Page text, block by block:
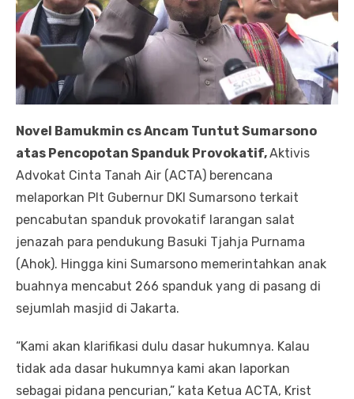
Novel Bamukmin cs Ancam Tuntut Sumarsono
atas Pencopotan Spanduk Provokatif,Aktivis
Advokat Cinta Tanah Air (ACTA) berencana
melaporkan Plt Gubernur DKI Sumarsono terkait
pencabutan spanduk provokatif larangan salat
jenazah para pendukung Basuki Tjahja Purnama
(Ahok). Hingga kini Sumarsono memerintahkan anak
buahnya mencabut 266 spanduk yang di pasang di
sejumlah masjid di Jakarta.
“Kami akan klarifikasi dulu dasar hukumnya. Kalau
tidak ada dasar hukumnya kami akan laporkan
sebagai pidana pencurian,” kata Ketua ACTA, Krist